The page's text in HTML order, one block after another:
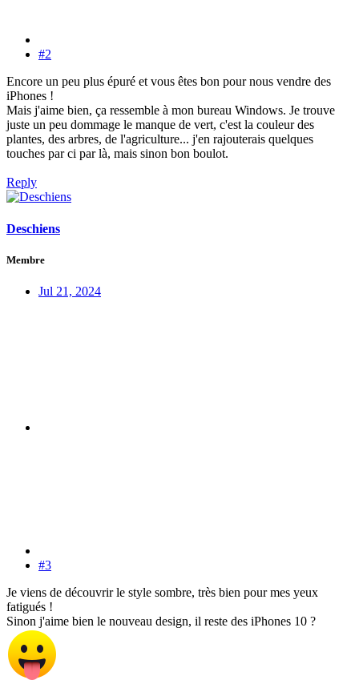
#2
Encore un peu plus épuré et vous êtes bon pour nous vendre des
iPhones !
Mais j'aime bien, ça ressemble à mon bureau Windows. Je trouve
juste un peu dommage le manque de vert, c'est la couleur des
plantes, des arbres, de l'agriculture... j'en rajouterais quelques
touches par ci par là, mais sinon bon boulot.
Reply
Deschiens
Membre
Jul 21, 2024
#3
Je viens de découvrir le style sombre, très bien pour mes yeux
fatigués !
Sinon j'aime bien le nouveau design, il reste des iPhones 10 ?